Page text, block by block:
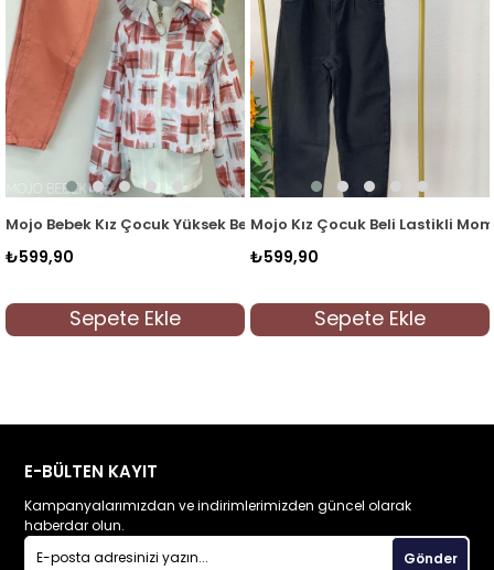
Kot Mavi
Mojo Bebek Kız Çocuk Yüksek Bel Mom Jean 2184 Kiremit
₺599,90
Sepete Ekle
Mojo Kız Çocuk Beli Lastikli
₺599,90
Sepete Ekle
E-BÜLTEN KAYIT
Kampanyalarımızdan ve indirimlerimizden güncel olarak
haberdar olun.
Gönder